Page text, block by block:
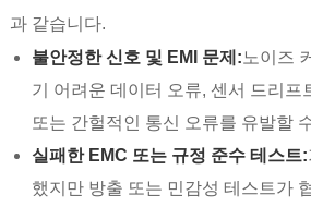
과 같습니다.
불안정한 신호 및 EMI 문제: 노이즈
기 어려운 데이터 오류, 센서 드리프
또는 간헐적인 통신 오류를 유발할
실패한 EMC 또는 규정 준수 테스트:
했지만 방출 또는 민감성 테스트가